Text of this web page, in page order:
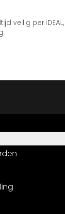
veilig per